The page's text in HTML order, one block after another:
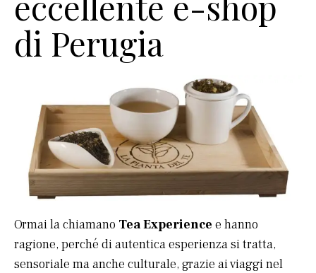
di Perugia
Ormai la chiamano Tea Experience e hanno
ragione, perché di autentica esperienza si tratta,
sensoriale ma anche culturale, grazie ai viaggi nel